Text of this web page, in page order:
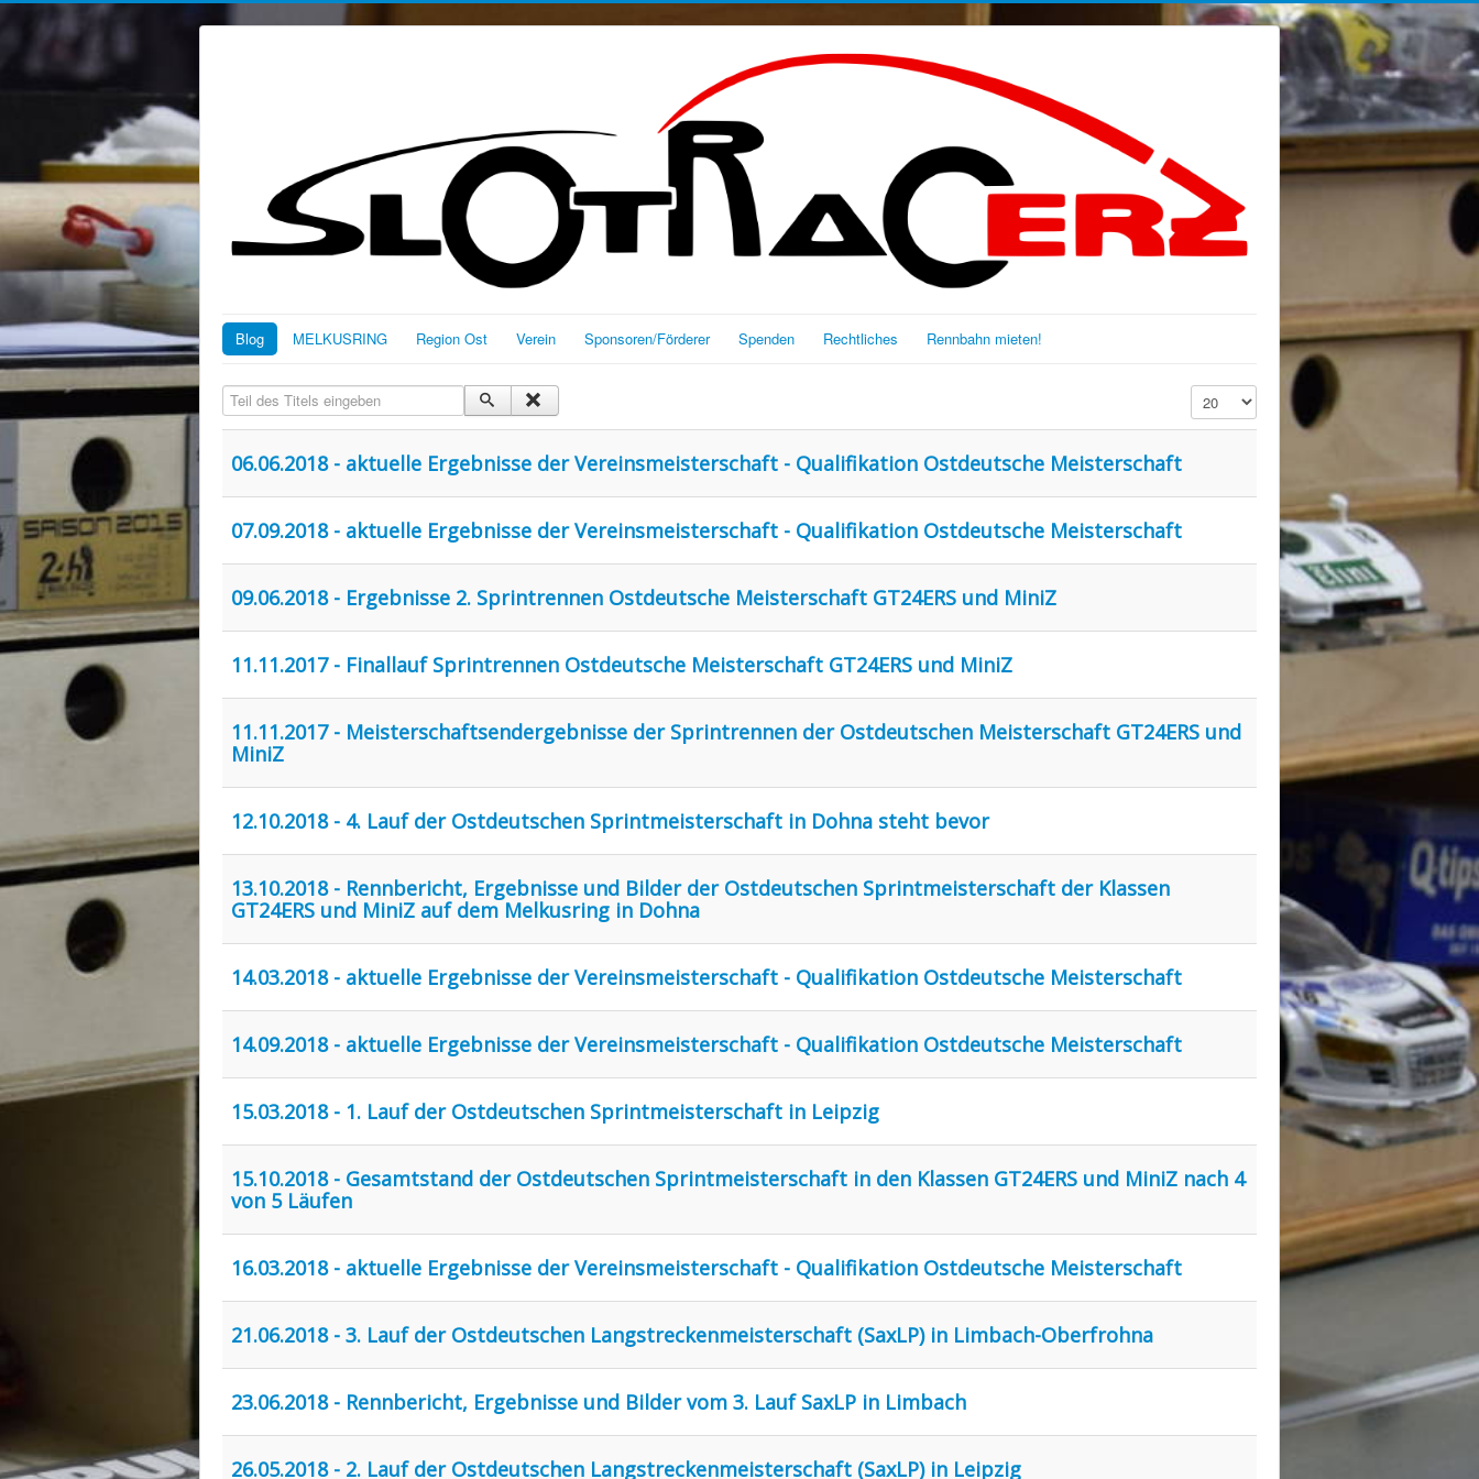
Blog MELKUSRING Region Ost Verein Sponsoren/Förderer Spenden Rechtliches Rennbahn mieten!
Teil des Titels eingeben Anzeige #
06.06.2018 - aktuelle Ergebnisse der Vereinsmeisterschaft - Qualifikation Ostdeutsche Meisterschaft
07.09.2018 - aktuelle Ergebnisse der Vereinsmeisterschaft - Qualifikation Ostdeutsche Meisterschaft
09.06.2018 - Ergebnisse 2. Sprintrennen Ostdeutsche Meisterschaft GT24ERS und MiniZ
11.11.2017 - Finallauf Sprintrennen Ostdeutsche Meisterschaft GT24ERS und MiniZ
11.11.2017 - Meisterschaftsendergebnisse der Sprintrennen der Ostdeutschen Meisterschaft GT24ERS und
MiniZ
12.10.2018 - 4. Lauf der Ostdeutschen Sprintmeisterschaft in Dohna steht bevor
13.10.2018 - Rennbericht, Ergebnisse und Bilder der Ostdeutschen Sprintmeisterschaft der Klassen
GT24ERS und MiniZ auf dem Melkusring in Dohna
14.03.2018 - aktuelle Ergebnisse der Vereinsmeisterschaft - Qualifikation Ostdeutsche Meisterschaft
14.09.2018 - aktuelle Ergebnisse der Vereinsmeisterschaft - Qualifikation Ostdeutsche Meisterschaft
15.03.2018 - 1. Lauf der Ostdeutschen Sprintmeisterschaft in Leipzig
15.10.2018 - Gesamtstand der Ostdeutschen Sprintmeisterschaft in den Klassen GT24ERS und MiniZ nach 4
von 5 Läufen
16.03.2018 - aktuelle Ergebnisse der Vereinsmeisterschaft - Qualifikation Ostdeutsche Meisterschaft
21.06.2018 - 3. Lauf der Ostdeutschen Langstreckenmeisterschaft (SaxLP) in Limbach-Oberfrohna
23.06.2018 - Rennbericht, Ergebnisse und Bilder vom 3. Lauf SaxLP in Limbach
26.05.2018 - 2. Lauf der Ostdeutschen Langstreckenmeisterschaft (SaxLP) in Leipzig